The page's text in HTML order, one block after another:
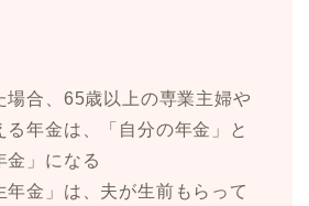
合、65歳以上の専業主婦や
る年金は、「自分の年金」と
金」になる
金」は、夫が生前もらって